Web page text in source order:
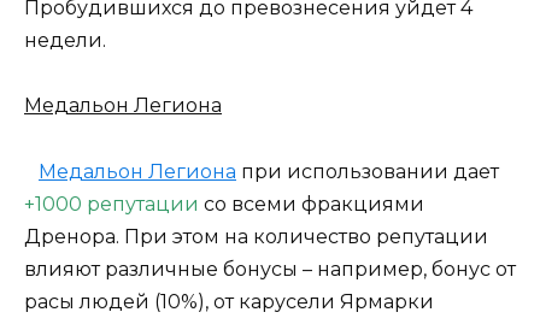
Пробудившихся до превознесения уйдет 4
недели.
Медальон Легиона
Медальон Легиона при использовании дает
+1000 репутации со всеми фракциями
Дренора. При этом на количество репутации
влияют различные бонусы – например, бонус от
расы людей (10%), от карусели Ярмарки